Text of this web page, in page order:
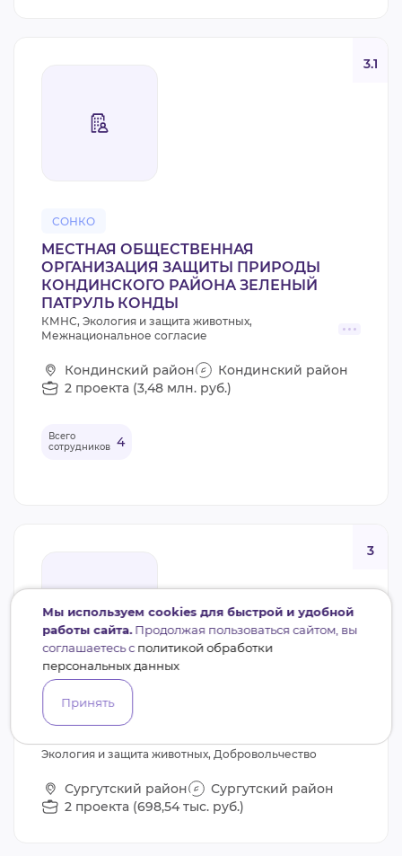
СОНКО
3.1
МЕСТНАЯ ОБЩЕСТВЕННАЯ
ОРГАНИЗАЦИЯ ЗАЩИТЫ ПРИРОДЫ
КОНДИНСКОГО РАЙОНА ЗЕЛЕНЫЙ
ПАТРУЛЬ КОНДЫ
КМНС, Экология и защита животных,
Межнациональное согласие
Кондинский район
Кондинский район
2 проекта (3,48 млн. руб.)
Всего
сотрудников 4
СОНКО
3
Экология и защита животных, Добровольчество
Сургутский район
Сургутский район
2 проекта (698,54 тыс. руб.)
Мы используем cookies для быстрой и удобной
работы сайта.Продолжая пользоваться сайтом, вы
соглашаетесь сполитикой обработки
персональных данных
Принять